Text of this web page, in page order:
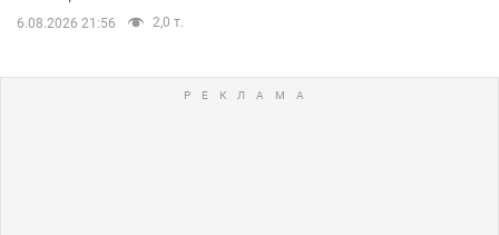
6.08.2026 21:56 2,0 т.